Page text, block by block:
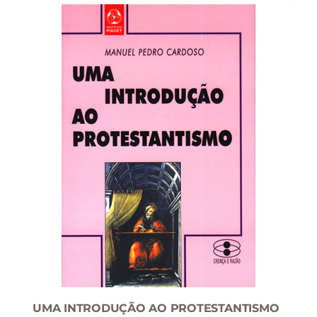
UMA INTRODUÇÃO AO PROTESTANTISMO